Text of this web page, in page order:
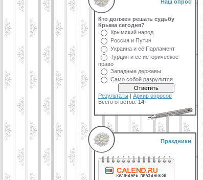
Наш опрос
Кто должен решать судьбу
Крыма сегодня?
Крымский народ
Россия и Путин
Украина и её Парламент
Турция и её историческое
право
Западные державы
Само собой разрулится
Результаты | Архив опросов
Всего ответов: 14
Праздники